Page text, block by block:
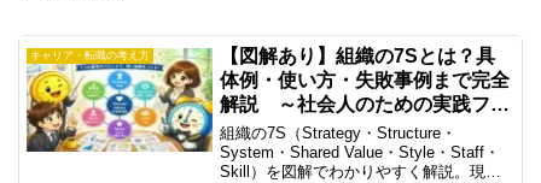
キャリア・転職の考え方
【図解あり】組織の7Sとは？具
体例・使い方・失敗事例まで完全
解説 ～社会人のための実践フレ
ームワーク～
組織の7S（Strategy・Structure・
System・Shared Value・Style・Staff・
Skill）を図解でわかりやすく解説。現場